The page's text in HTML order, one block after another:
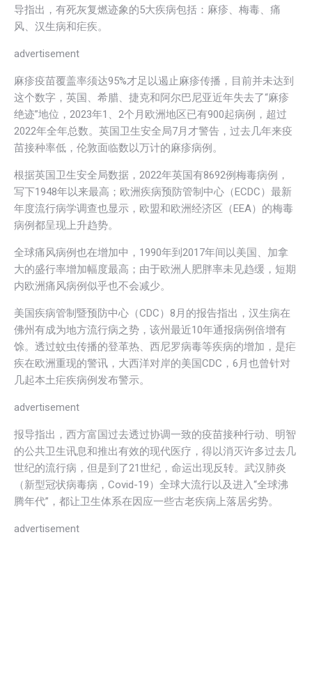
导指出，有死灰复燃迹象的5大疾病包括：麻疹、梅毒、痛
风、汉生病和疟疾。
advertisement
麻疹疫苗覆盖率须达95%才足以遏止麻疹传播，目前并未达到
这个数字，英国、希腊、捷克和阿尔巴尼亚近年失去了“麻疹
绝迹”地位，2023年1、2个月欧洲地区已有900起病例，超过
2022年全年总数。英国卫生安全局7月才警告，过去几年来疫
苗接种率低，伦敦面临数以万计的麻疹病例。
根据英国卫生安全局数据，2022年英国有8692例梅毒病例，
写下1948年以来最高；欧洲疾病预防管制中心（ECDC）最新
年度流行病学调查也显示，欧盟和欧洲经济区（EEA）的梅毒
病例都呈现上升趋势。
全球痛风病例也在增加中，1990年到2017年间以美国、加拿
大的盛行率增加幅度最高；由于欧洲人肥胖率未见趋缓，短期
内欧洲痛风病例似乎也不会减少。
美国疾病管制暨预防中心（CDC）8月的报告指出，汉生病在
佛州有成为地方流行病之势，该州最近10年通报病例倍增有
馀。透过蚊虫传播的登革热、西尼罗病毒等疾病的增加，是疟
疾在欧洲重现的警讯，大西洋对岸的美国CDC，6月也曾针对
几起本土疟疾病例发布警示。
advertisement
报导指出，西方富国过去透过协调一致的疫苗接种行动、明智
的公共卫生讯息和推出有效的现代医疗，得以消灭许多过去几
世纪的流行病，但是到了21世纪，命运出现反转。武汉肺炎
（新型冠状病毒病，Covid-19）全球大流行以及进入“全球沸
腾年代”，都让卫生体系在因应一些古老疾病上落居劣势。
advertisement